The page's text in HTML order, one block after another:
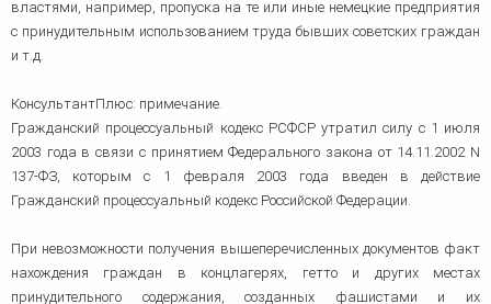
властями, например, пропуска на те или иные немецкие предприятия
с принудительным использованием труда бывших советских граждан
и т.д.
КонсультантПлюс: примечание.
Гражданский процессуальный кодекс РСФСР утратил силу с 1 июля
2003 года в связи с принятием Федерального закона от 14.11.2002 N
137-ФЗ, которым с 1 февраля 2003 года введен в действие
Гражданский процессуальный кодекс Российской Федерации.
При невозможности получения вышеперечисленных документов факт
нахождения граждан в концлагерях, гетто и других местах
принудительного содержания, созданных фашистами и их